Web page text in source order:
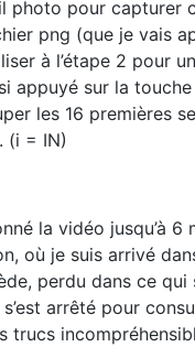
photo pour capturer
png (que je vais
à l’étape 2 pour
appuyé sur la
les 16 premières
(i = IN)
la vidéo jusqu’à 6
où je suis arrivé
perdu dans ce qui
arrêté pour
trucs